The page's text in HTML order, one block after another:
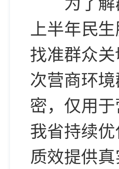
上半年民
找准群众
次营商环
密，仅用
我省持续
质效提供